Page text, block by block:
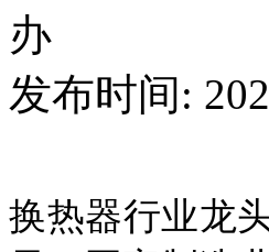
办
发布时间:
换热器行业龙